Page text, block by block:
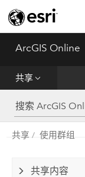
ArcGIS Online
共享
入门
创建
分析
共享
管理数据
管理
共享 使用群组
共享内容